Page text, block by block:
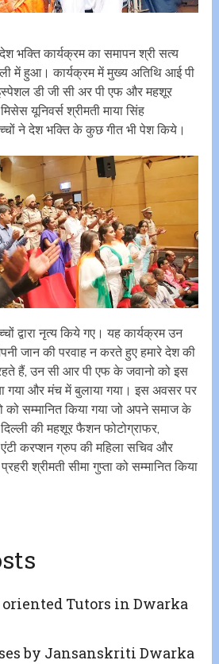
भक्ति कार्यक्रम का समापन श्री सत्य
में हुआ। कार्यक्रम में मुख्य अतिथि आई पी
डी जी सी अर पी एफ और महशूर
यूनिवर्स श्रीमती माया सिंह
ने देश भक्ति के कुछ गीत भी पेश किये।
नृत्य किये गए। यह कार्यक्रम उन
जान की परवाह न करते हुए हमारे देश की
हैं, उन सी आर पी एफ के जवानो को इस
गया और मंच में बुलाया गया। इस अवसर पर
को सम्मानित किया गया जो अपने समाज के
की महशूर फैशन फोटोग्राफर,
एंटी करप्शन ग्रुप की महिला सचिव और
श्रीमती सीमा गुप्ता को सम्मानित किया
oriented Tutors in Dwarka
by Jansanskriti Dwarka